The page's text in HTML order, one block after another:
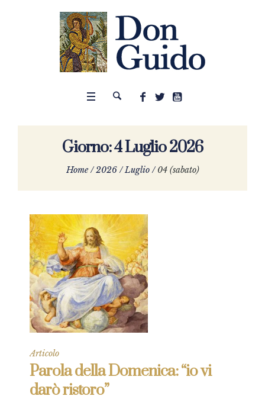
Giorno:4 Luglio 2026
Home /2026 /Luglio /04 (sabato)
Articolo
Parola della Domenica: “io vi
darò ristoro”